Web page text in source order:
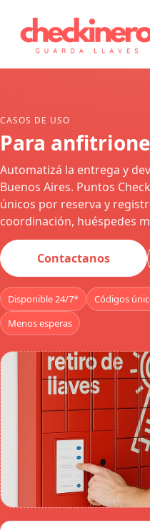
CASOS DE USO
Para
Automatizá la entrega y
Buenos Aires. Puntos
únicos por reserva y
coordinación, huéspedes
Contactanos
Disponible 24/7* Códigos
Menos esperas